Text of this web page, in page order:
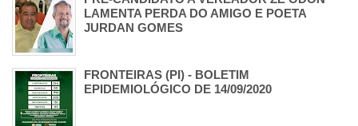
LAMENTA PERDA DO AMIGO E POETA
JURDAN GOMES
FRONTEIRAS (PI) - BOLETIM
EPIDEMIOLÓGICO DE 14/09/2020